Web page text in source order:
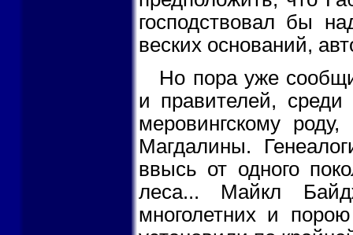
господствовал бы
веских оснований,
Но пора уже
и правителей,
меровингскому
Магдалины.
ввысь от одного
леса... Майкл
многолетних и